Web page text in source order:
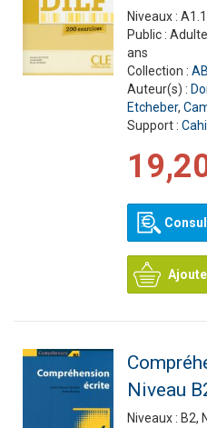
Niveaux : A1.1
Public :
ans
Collection :
Auteur(s) :
Etcheber,
Support :
Niveau
Niveaux : B2,